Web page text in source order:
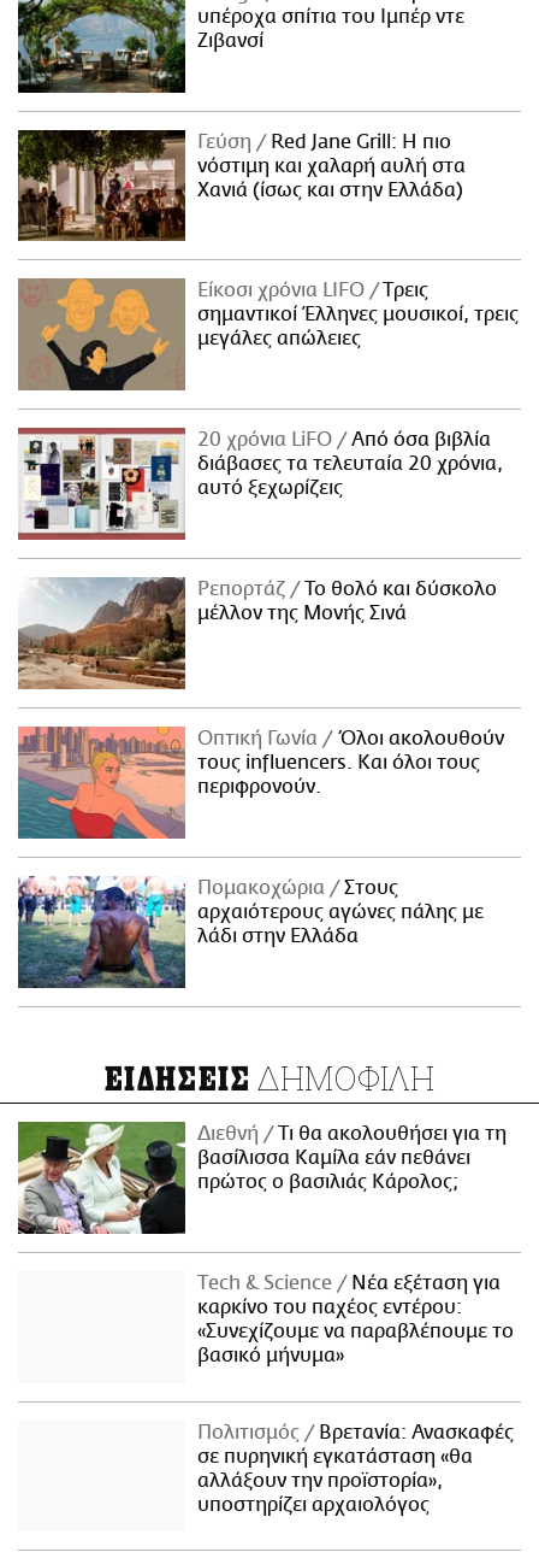
υπέροχα σπίτια του Ιμπέρ ντε
Ζιβανσί
Γεύση
Red Jane Grill: Η πιο
νόστιμη και χαλαρή αυλή στα
Χανιά (ίσως και στην Ελλάδα)
Είκοσι χρόνια LIFO
Tρεις
σημαντικοί Έλληνες μουσικοί, τρεις
μεγάλες απώλειες
20 χρόνια LiFO
Από όσα βιβλία
διάβασες τα τελευταία 20 χρόνια,
αυτό ξεχωρίζεις
Ρεπορτάζ
Το θολό και δύσκολο
μέλλον της Μονής Σινά
Οπτική Γωνία
Όλοι ακολουθούν
τους influencers. Και όλοι τους
περιφρονούν.
Πομακοχώρια
Στους
αρχαιότερους αγώνες πάλης με
λάδι στην Ελλάδα
ΕΙΔΗΣΕΙΣ ΔΗΜΟΦΙΛΗ
Διεθνή
Τι θα ακολουθήσει για τη
βασίλισσα Καμίλα εάν πεθάνει
πρώτος ο βασιλιάς Κάρολος;
Τech & Science
Νέα εξέταση για
καρκίνο του παχέος εντέρου:
«Συνεχίζουμε να παραβλέπουμε το
βασικό μήνυμα»
Πολιτισμός
Βρετανία: Ανασκαφές
σε πυρηνική εγκατάσταση «θα
αλλάξουν την προϊστορία»,
υποστηρίζει αρχαιολόγος